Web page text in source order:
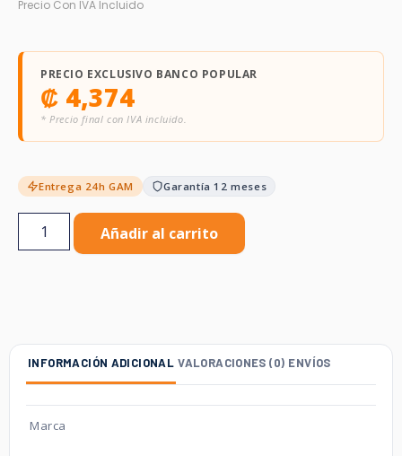
PRECIO EXCLUSIVO BANCO POPULAR
₡ 4,374
* Precio final con IVA incluido.
Entrega 24h GAM Garantía 12 meses
Añadir al carrito
INFORMACIÓN ADICIONAL VALORACIONES (0) ENVÍOS
Marca